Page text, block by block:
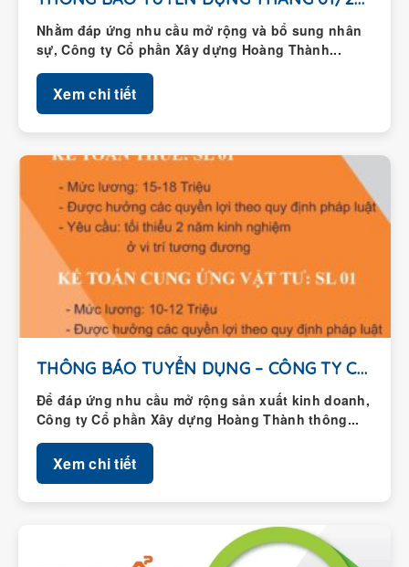
Nhằm đáp ứng nhu cầu mở rộng và bổ sung nhân
sự, Công ty Cổ phần Xây dựng Hoàng Thành...
Xem chi tiết
THÔNG BÁO TUYỂN DỤNG – CÔNG TY CỔ...
Để đáp ứng nhu cầu mở rộng sản xuất kinh doanh,
Công ty Cổ phần Xây dựng Hoàng Thành thông...
Xem chi tiết